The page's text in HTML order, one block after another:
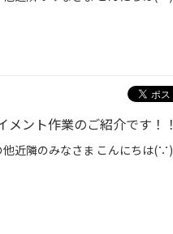
ント作業のご紹介です！！